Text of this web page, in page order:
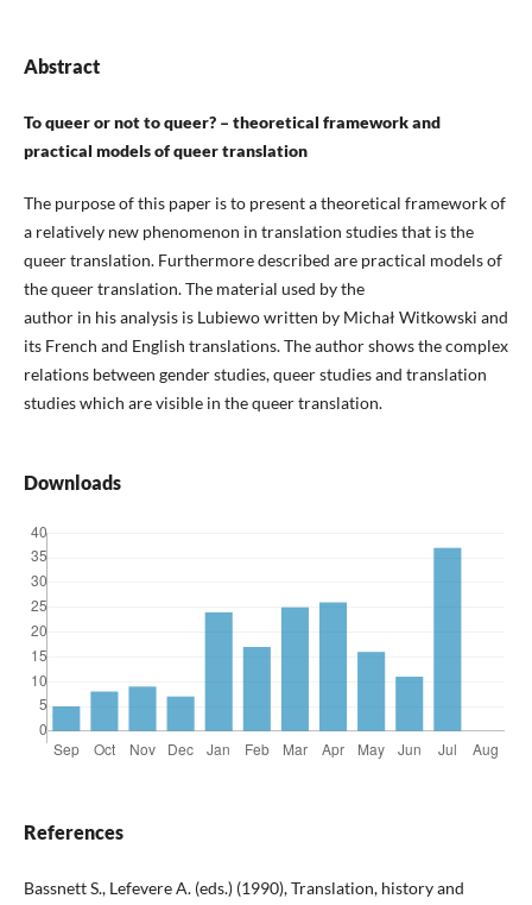
Abstract
To queer or not to queer? – theoretical framework and
practical models of queer translation
The purpose of this paper is to present a theoretical framework of
a relatively new phenomenon in translation studies that is the
queer translation. Furthermore described are practical models of
the queer translation. The material used by the
author in his analysis is Lubiewo written by Michał Witkowski and
its French and English translations. The author shows the complex
relations between gender studies, queer studies and translation
studies which are visible in the queer translation.
Downloads
References
Bassnett S., Lefevere A. (eds.) (1990), Translation, history and